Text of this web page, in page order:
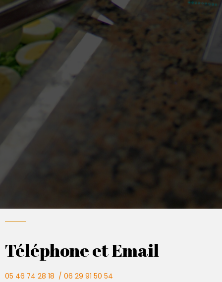
Téléphone et Email
05 46 74 28 18 / 06 29 91 50 54